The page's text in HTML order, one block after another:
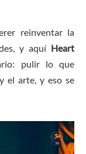
reinventar la
y aquí Heart
pulir lo que
el arte, y eso se